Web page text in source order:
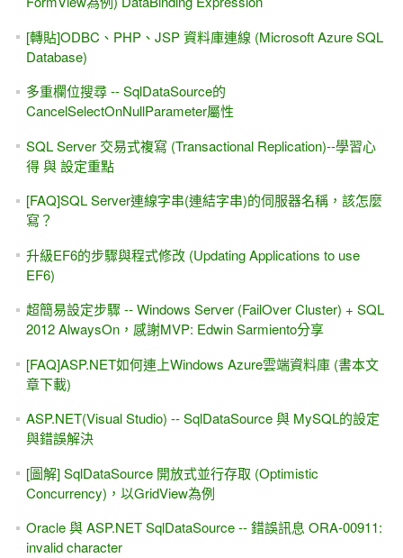
Model Binding入門、簡介、初試身手 #3 -- Web Form、
當寫網頁的人遇見生產線自動化？！
[給初學者的話] 讀書上課 VS 出國旅遊
EDM工具
下載文章的範例 - 點部落 mis2000lab (2008~2015年）
[YouTube影片] .NET 4.5 非同步程式，從一張圖知道原來如此
(async & await)
ASP.NET MVC (自修 / 網路自學)
無限下拉的資料呈現 (類似FaceBook，分頁效果) - jQuery +
Web Service + Repeater控制項
[團購 全台最低價！] ASP.NET專題實務 (VS 2015版）上下兩
集
[遠距教學、教學影片] ASP.NET (Web Form) 課程上線！
MIS2000Lab.主講